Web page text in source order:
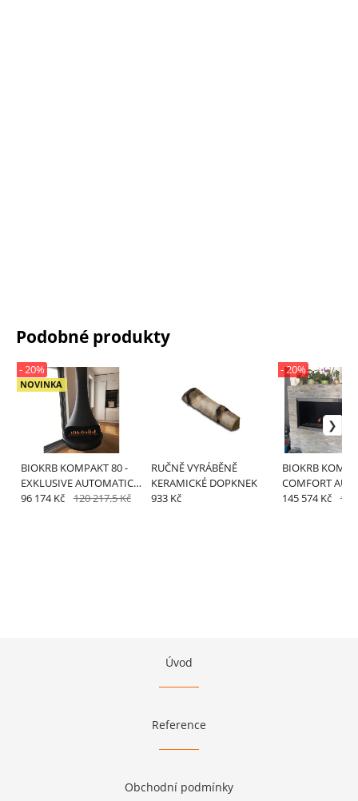
Podobné produkty
BIOKRB KOMPAKT 80 -
EXKLUSIVE AUTOMATIC
WIDE
NOVINKA
- 20%
96 174 Kč 120 217.5 Kč
RUČNĚ VYRÁBĚNĚ
KERAMICKÉ DOPKNEK
933 Kč
BIOKRB
COMFORT
- 20%
145 574 Kč
Úvod
Reference
Obchodní podmínky